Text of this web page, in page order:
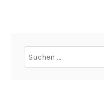
Suchen
nach: